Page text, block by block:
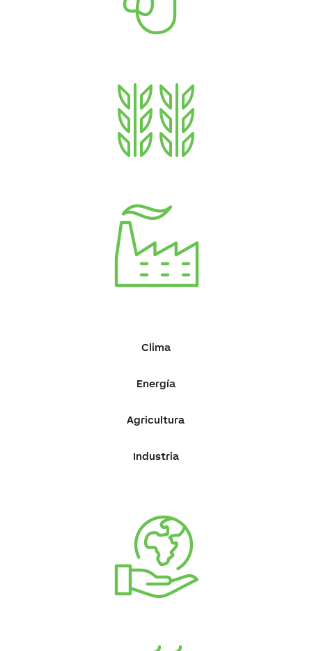
Clima
Energía
Agricultura
Industria